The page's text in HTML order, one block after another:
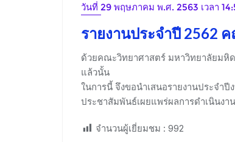
วันที่ 29 พฤษภาคม พ.ศ. 2563 เวลา
รายงานประจำปี 2562
ด้วยคณะวิทยาศาสตร์ มหาวิทยาลัยมหิ
แล้วนั้น
ในการนี้ จึงขอนำเสนอรายงานประจำ
ประชาสัมพันธ์เผยแพร่ผลการดำเนินงา
จำนวนผู้เยี่ยมชม : 992